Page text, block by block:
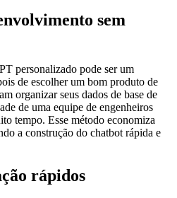
sem
personalizado pode ser um
de escolher um bom produto de
organizar seus dados de base de
de uma equipe de engenheiros
tempo. Esse método economiza
a construção do chatbot rápida e
rápidos